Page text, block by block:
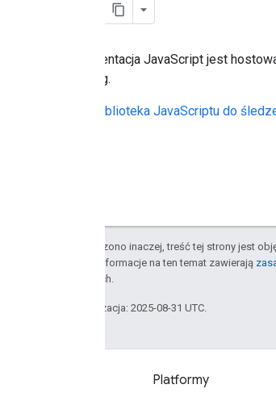
Dokumentacja JavaScript jest
Tracking.
Biblioteka JavaScriptu do
O ile nie stwierdzono inaczej, treść tej strony jest
Szczegółowe informacje na ten temat zawierają
stowarzyszonych.
Ostatnia aktualizacja: 2025-08-31 UTC.
Platformy